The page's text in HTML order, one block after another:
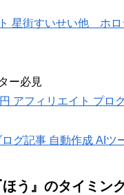
星街すいせい他 ホロ
ー必見
アフィリエイト プロ
グ記事 自動作成 AIツ
う』のタイミン